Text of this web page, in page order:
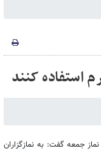
استفاده کنند
جمعه گفت: به نمازگزاران